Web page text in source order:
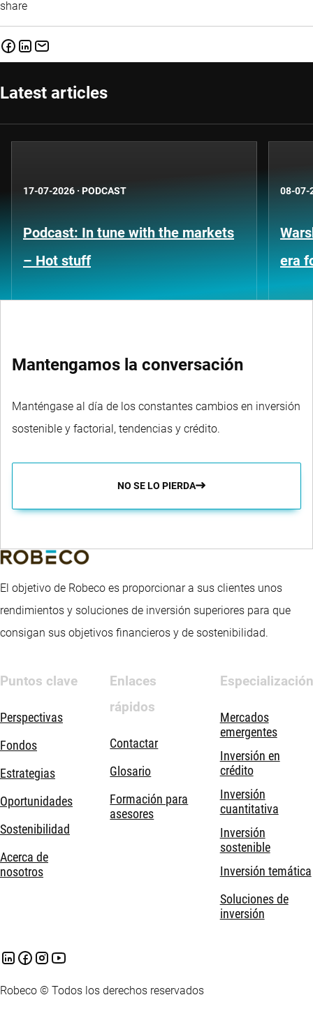
share
Latest articles
17-07-2026 · PODCAST
Podcast: In tune with the markets
– Hot stuff
08-07-
era
Mantengamos la conversación
Manténgase al día de los constantes cambios en inversión
sostenible y factorial, tendencias y crédito.
NO SE LO PIERDA
El objetivo de Robeco es proporcionar a sus clientes unos
rendimientos y soluciones de inversión superiores para que
consigan sus objetivos financieros y de sostenibilidad.
Puntos clave
Perspectivas
Fondos
Estrategias
Oportunidades
Sostenibilidad
Acerca de
nosotros
Enlaces
rápidos
Contactar
Glosario
Formación para
asesores
Especialización
Mercados
emergentes
Inversión en
crédito
Inversión
cuantitativa
Inversión
sostenible
Inversión temática
Soluciones de
inversión
Robeco © Todos los derechos reservados